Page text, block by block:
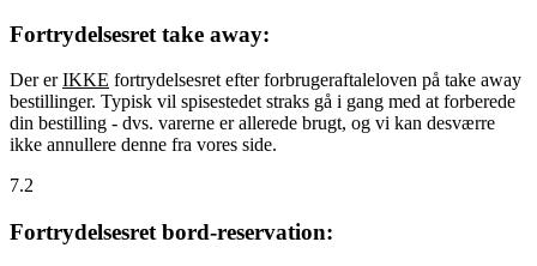
Fortrydelsesret take away:
Der erIKKE fortrydelsesret efter forbrugeraftaleloven på take away
bestillinger. Typisk vil spisestedet straks gå i gang med at forberede
din bestilling - dvs. varerne er allerede brugt, og vi kan desværre
ikke annullere denne fra vores side.
7.2
Fortrydelsesret bord-reservation: